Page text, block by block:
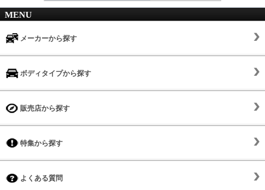
MENU
メーカーから探す
ボディタイプから探す
販売店から探す
特集から探す
よくある質問